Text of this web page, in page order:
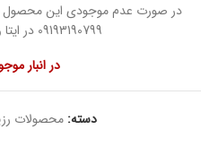
در صورت عدم موجودی این محصول
09193190799 در ایتا و بله مشورت نمایید.
در انبار
دسته: محصولات